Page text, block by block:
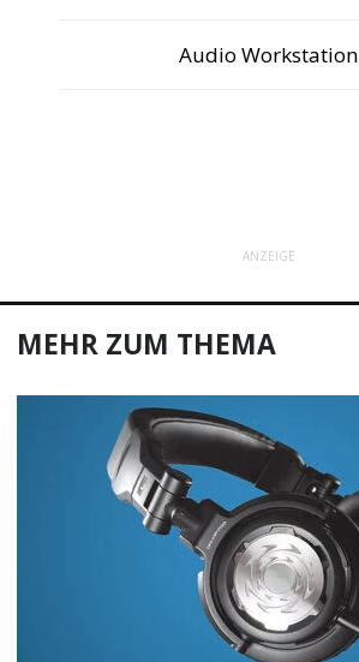
Audio Workstation
ANZEIGE
MEHR ZUM THEMA